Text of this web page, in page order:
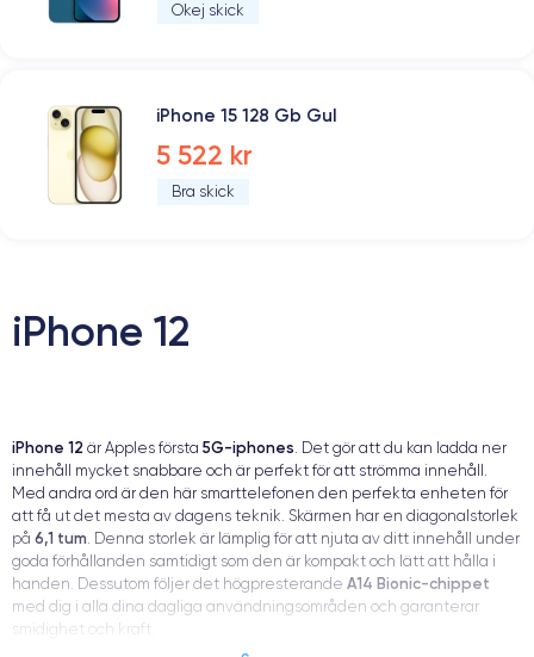
Okej skick
iPhone 15 128 Gb Gul
5 522 kr
Bra skick
iPhone 12
iPhone 12 är Apples första 5G-iphones. Det gör att du kan ladda ner
innehåll mycket snabbare och är perfekt för att strömma innehåll.
Med andra ord är den här smarttelefonen den perfekta enheten för
att få ut det mesta av dagens teknik. Skärmen har en diagonalstorlek
på 6,1 tum. Denna storlek är lämplig för att njuta av ditt innehåll under
goda förhållanden samtidigt som den är kompakt och lätt att hålla i
handen. Dessutom följer det högpresterande A14 Bionic-chippet
med dig i alla dina dagliga användningsområden och garanterar
smidighet och kraft.